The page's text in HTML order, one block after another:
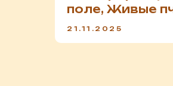
поле, Живые
21.11.2025